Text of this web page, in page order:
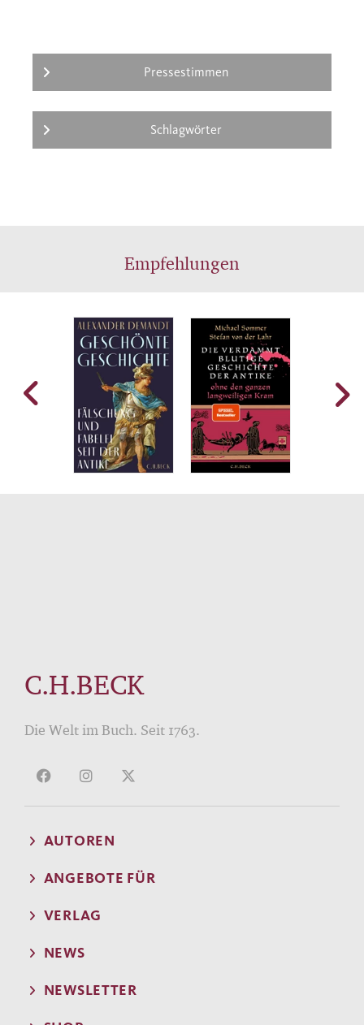
Pressestimmen
Schlagwörter
Empfehlungen
C.H.BECK
Die Welt im Buch. Seit 1763.
AUTOREN
ANGEBOTE FÜR
VERLAG
NEWS
NEWSLETTER